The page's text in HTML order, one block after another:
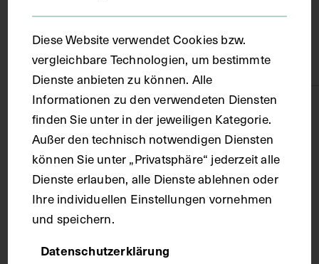
Material
Papier
Technik
Fotografie
Maße
Bildmaß 13,8 x 8,8 cm
Diese Website verwendet Cookies bzw.
vergleichbare Technologien, um bestimmte
Dienste anbieten zu können. Alle
Informationen zu den verwendeten Diensten
finden Sie unter in der jeweiligen Kategorie.
Außer den technisch notwendigen Diensten
können Sie unter „Privatsphäre“ jederzeit alle
Dienste erlauben, alle Dienste ablehnen oder
Ihre individuellen Einstellungen vornehmen
und speichern.
Datenschutzerklärung